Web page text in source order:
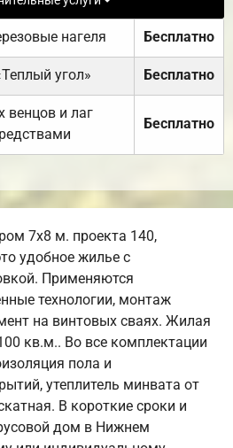
нагеля Бесплатно
угол» Бесплатно
венцов и лаг
Бесплатно
7х8 м. проекта 140,
удобное жилье с
Применяются
технологии, монтаж
на винтовых сваях. Жилая
кв.м.. Во все комплектации
пола и
утеплитель минвата от
В короткие сроки и
дом в Нижнем